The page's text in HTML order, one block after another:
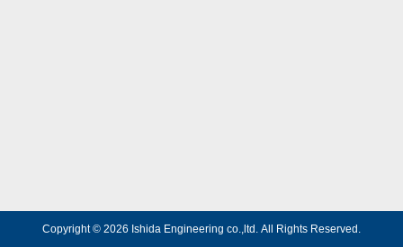
Copyright © 2026 Ishida Engineering co.,ltd. All Rights Reserved.